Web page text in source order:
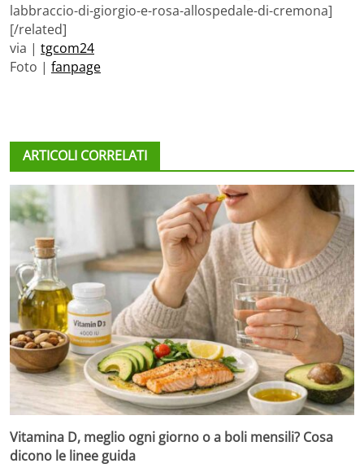
labbraccio-di-giorgio-e-rosa-allospedale-di-cremona]
[/related]
via | tgcom24
Foto | fanpage
ARTICOLI CORRELATI
Vitamina D, meglio ogni giorno o a boli mensili? Cosa
dicono le linee guida